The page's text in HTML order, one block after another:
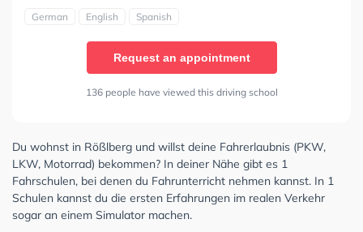
German English Spanish
Request an appointment
136 people have viewed this driving school
Du wohnst in Rößlberg und willst deine Fahrerlaubnis (PKW,
LKW, Motorrad) bekommen? In deiner Nähe gibt es 1
Fahrschulen, bei denen du Fahrunterricht nehmen kannst. In 1
Schulen kannst du die ersten Erfahrungen im realen Verkehr
sogar an einem Simulator machen.